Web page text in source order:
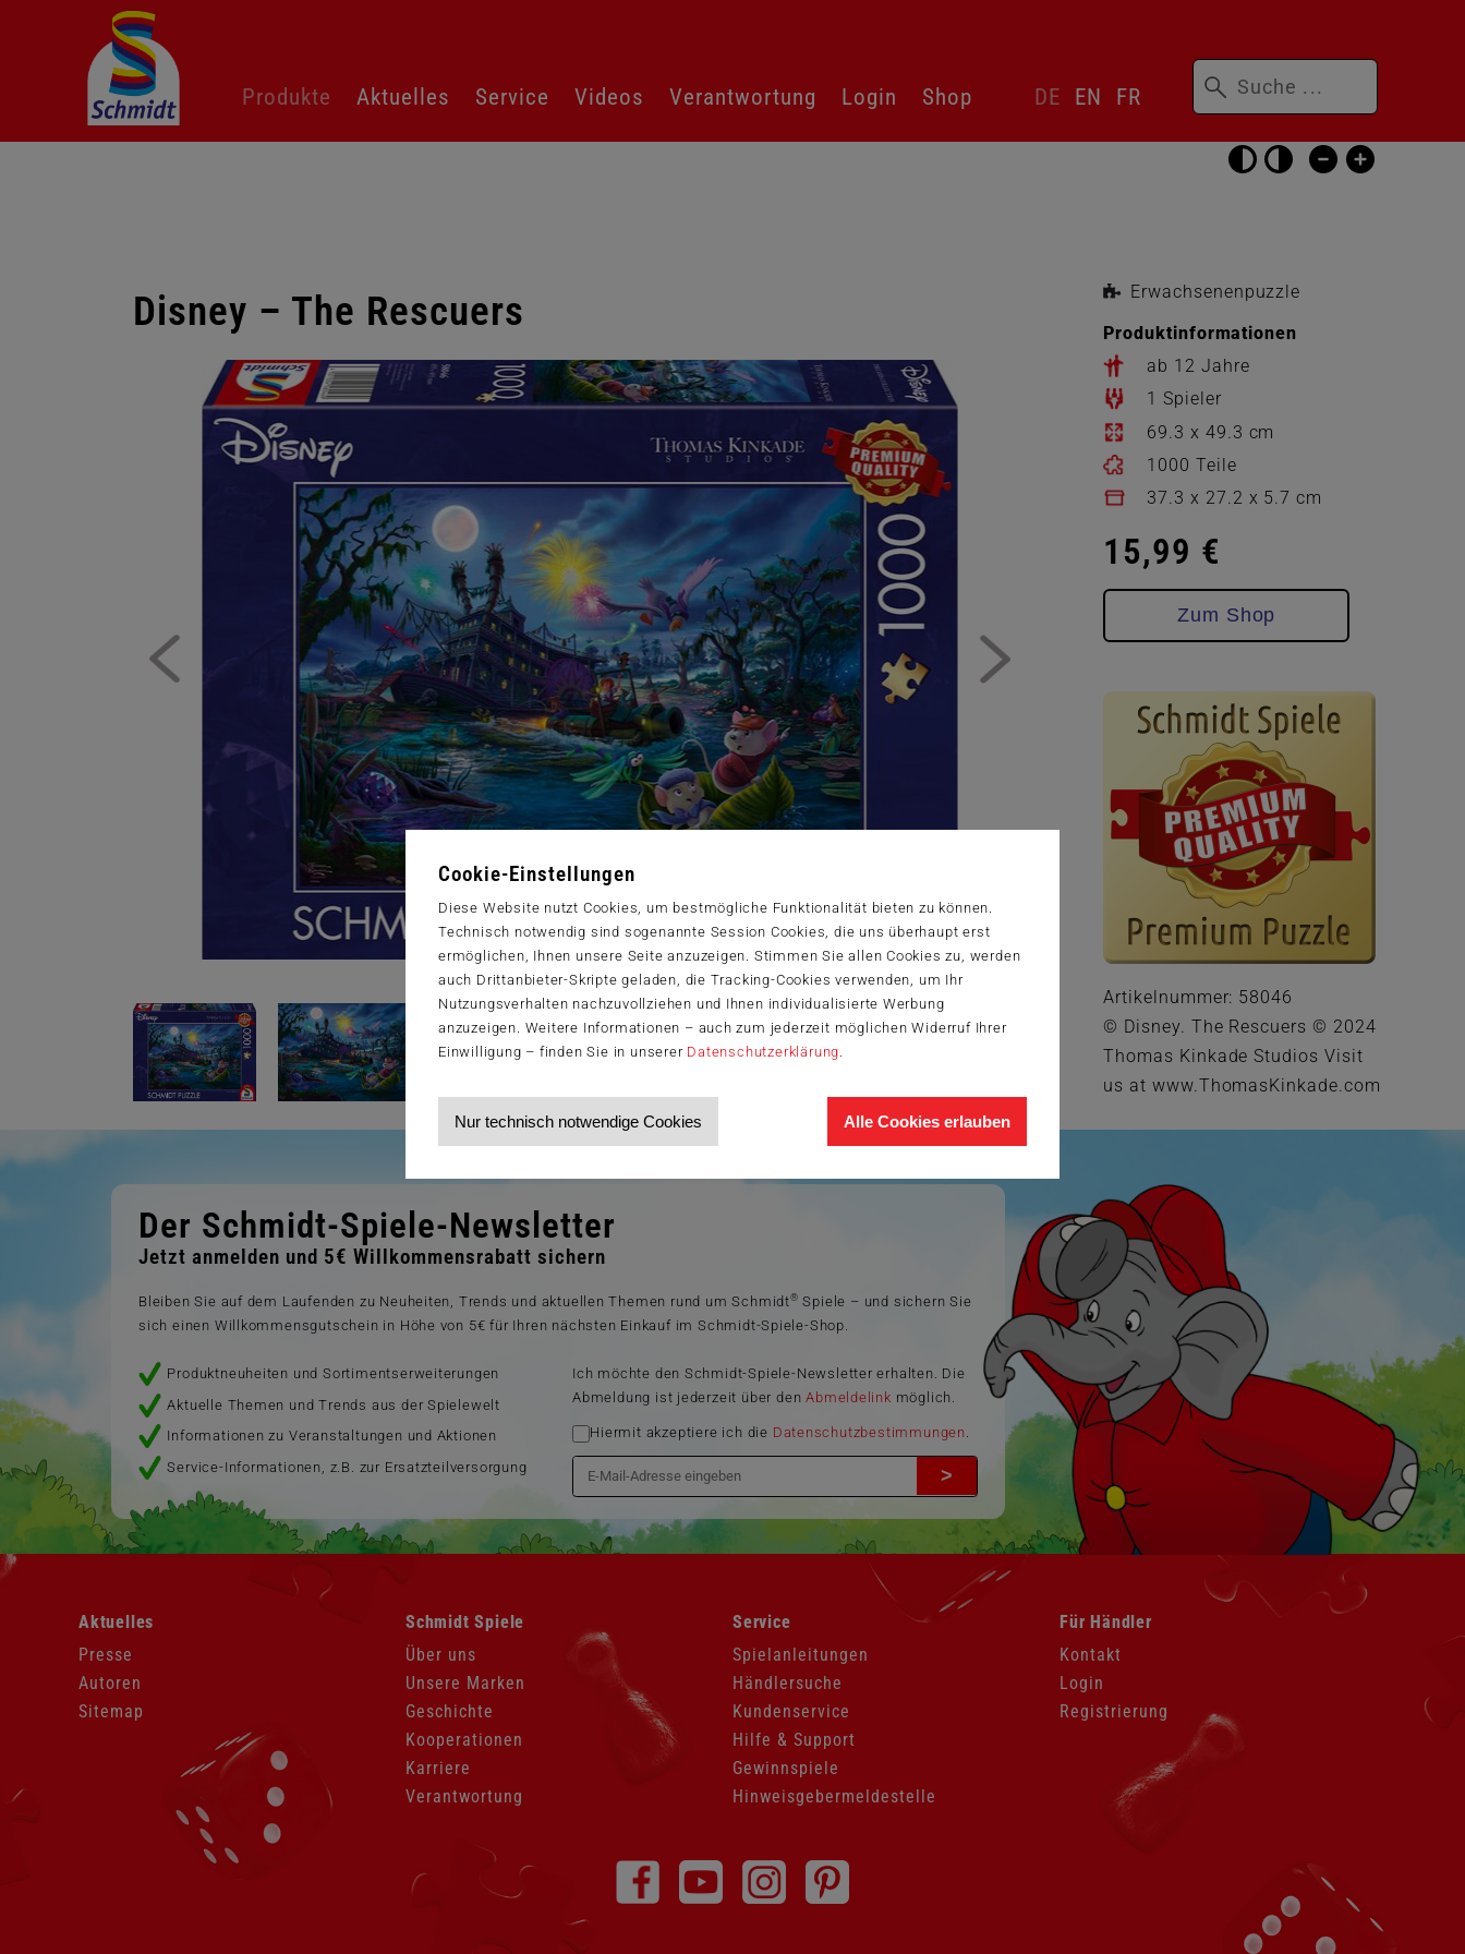
Cookie-Einstellungen
Diese Website nutzt Cookies, um bestmögliche Funktionalität bieten zu können.
Technisch notwendig sind sogenannte Session Cookies, die uns überhaupt erst
ermöglichen, Ihnen unsere Seite anzuzeigen. Stimmen Sie allen Cookies zu, werden
auch Drittanbieter-Skripte geladen, die Tracking-Cookies verwenden, um Ihr
Nutzungsverhalten nachzuvollziehen und Ihnen individualisierte Werbung
anzuzeigen. Weitere Informationen – auch zum jederzeit möglichen Widerruf Ihrer
Einwilligung – finden Sie in unserer Datenschutzerklärung
Nur technisch notwendige Cookies Alle Cookies erlauben
Barrierefrei-
Einstellungen
überspringen
überspringen
Produkte Aktuelles Service Videos Verantwortung Login Shop
überspringen
DE EN FR
Suchbegriffe
Disney – The Rescuers
Erwachsenenpuzzle
Produktinformationen
ab 12 Jahre
1 Spieler
69.3 x 49.3 cm
1000 Teile
37.3 x 27.2 x 5.7 cm
15,99 €
Zum Shop
Artikelnummer: 58046
© Disney. The Rescuers © 2024
Thomas Kinkade Studios Visit
us at www.ThomasKinkade.com
Der Schmidt-Spiele-Newsletter
Jetzt anmelden und 5€ Willkommensrabatt sichern
Bleiben Sie auf dem Laufenden zu Neuheiten, Trends und aktuellen Themen rund um Schmidt® Spiele – und sichern Sie
sich einen Willkommensgutschein in Höhe von 5€ für Ihren nächsten Einkauf im Schmidt-Spiele-Shop.
Produktneuheiten und Sortimentserweiterungen
Aktuelle Themen und Trends aus der Spielewelt
Informationen zu Veranstaltungen und Aktionen
Service-Informationen, z.B. zur Ersatzteilversorgung
Ich möchte den Schmidt-Spiele-Newsletter erhalten. Die
Abmeldung ist jederzeit über denAbmeldelink möglich.
Hiermit akzeptiere ich die Datenschutzbestimmungen
>
überspringen
Aktuelles
Presse
Autoren
Sitemap
Navigation
überspringen
Schmidt Spiele
Über uns
Unsere Marken
Geschichte
Kooperationen
Karriere
Verantwortung
Navigation
überspringen
Service
Spielanleitungen
Händlersuche
Kundenservice
Hilfe & Support
Gewinnspiele
Hinweisgebermeldestelle
Navigation
überspringen
Für Händler
Kontakt
Login
Registrierung